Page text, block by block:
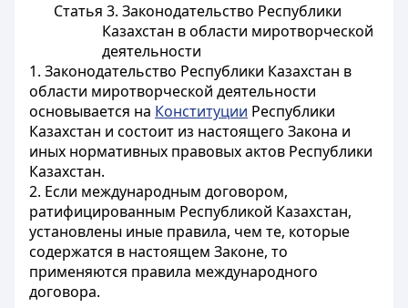
Статья 3. Законодательство Республики
Казахстан в области миротворческой
деятельности
1. Законодательство Республики Казахстан в
области миротворческой деятельности
основывается на Конституции Республики
Казахстан и состоит из настоящего Закона и
иных нормативных правовых актов Республики
Казахстан.
2. Если международным договором,
ратифицированным Республикой Казахстан,
установлены иные правила, чем те, которые
содержатся в настоящем Законе, то
применяются правила международного
договора.